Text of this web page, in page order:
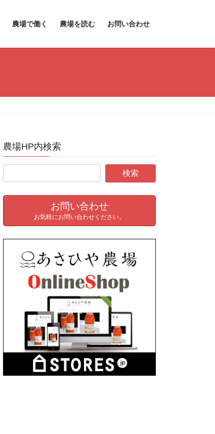
農場で働く 農場を読む お問い合わせ
農場HP内検索
お問い合わせ
お気軽にお問い合わせください。